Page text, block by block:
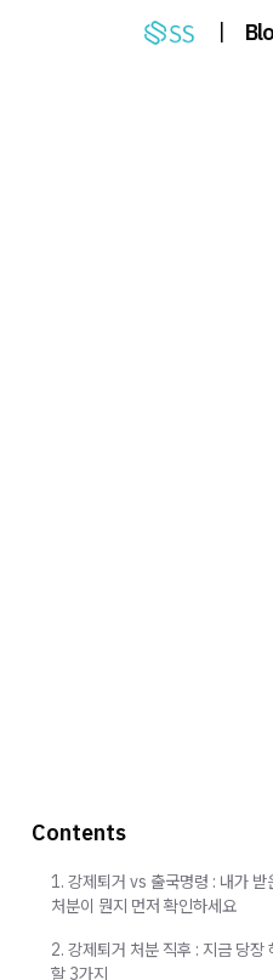
|
Contents
1. 강제퇴거 vs 출국명령 : 내가 받
처분이 뭔지 먼저 확인하세요
2. 강제퇴거 처분 직후 : 지금 당장
할 3가지